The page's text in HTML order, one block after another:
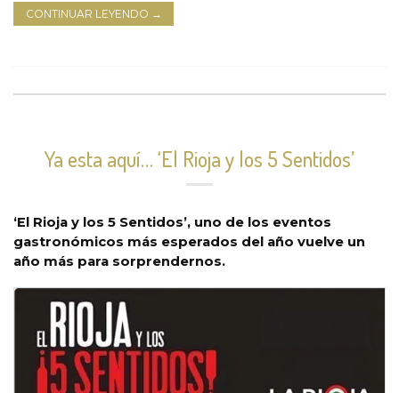
CONTINUAR LEYENDO →
Ya esta aquí… ‘El Rioja y los 5 Sentidos’
‘El Rioja y los 5 Sentidos’, uno de los eventos
gastronómicos más esperados del año vuelve un
año más para sorprendernos.